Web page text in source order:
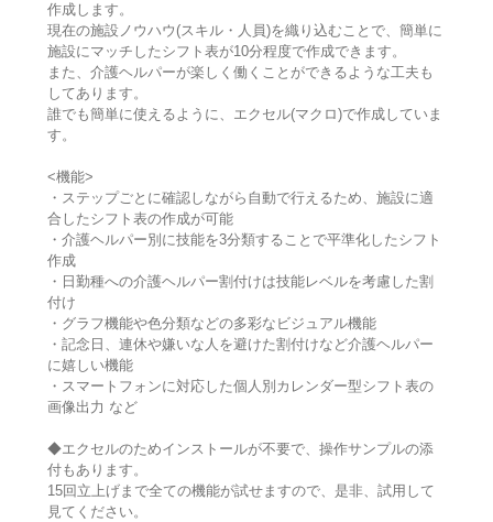
作成します。
現在の施設ノウハウ(スキル・人員)を織り込むことで、簡単に
施設にマッチしたシフト表が10分程度で作成できます。
また、介護ヘルパーが楽しく働くことができるような工夫も
してあります。
誰でも簡単に使えるように、エクセル(マクロ)で作成していま
す。
<機能>
・ステップごとに確認しながら自動で行えるため、施設に適
合したシフト表の作成が可能
・介護ヘルパー別に技能を3分類することで平準化したシフト
作成
・日勤種への介護ヘルパー割付けは技能レベルを考慮した割
付け
・グラフ機能や色分類などの多彩なビジュアル機能
・記念日、連休や嫌いな人を避けた割付けなど介護ヘルパー
に嬉しい機能
・スマートフォンに対応した個人別カレンダー型シフト表の
画像出力 など
◆エクセルのためインストールが不要で、操作サンプルの添
付もあります。
15回立上げまで全ての機能が試せますので、是非、試用して
見てください。